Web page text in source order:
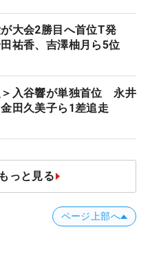
大会2勝目へ首位T発
祐香、吉澤柚月ら5位
＞入谷響が単独首位 永井
田久美子ら1差追走
っと見る
ページ上部へ